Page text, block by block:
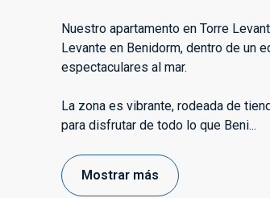
Nuestro apartamento en Torre
Levante en Benidorm, dentro de un
espectaculares al mar.
La zona es vibrante, rodeada de
para disfrutar de todo lo que Beni...
Mostrar más